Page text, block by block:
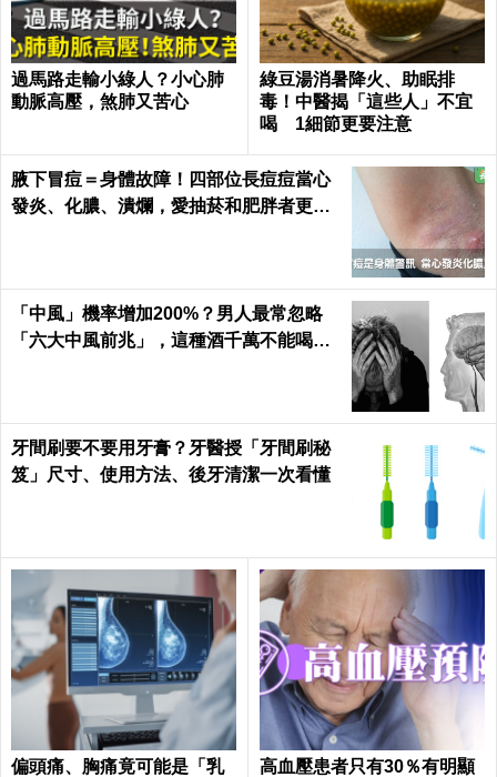
過馬路走輸小綠人？小心肺
動脈高壓，煞肺又苦心
綠豆湯消暑降火、助眠排
毒！中醫揭「這些人」不宜
喝 1細節更要注意
腋下冒痘＝身體故障！四部位長痘痘當心
發炎、化膿、潰爛，愛抽菸和肥胖者更要
「中風」機率增加200%？男人最常忽略
「六大中風前兆」，這種酒千萬不能喝｜
牙間刷要不要用牙膏？牙醫授「牙間刷秘
笈」尺寸、使用方法、後牙清潔一次看懂
偏頭痛、胸痛竟可能是「乳
高血壓患者只有30％有明顯